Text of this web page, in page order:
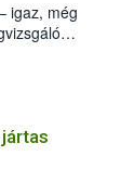
igaz, még
által